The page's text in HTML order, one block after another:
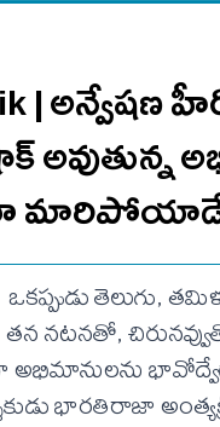
| అన్వేషణ
అవుతున్న
ఒకప్పుడు తెలుగు,
నటనతో,
భారతిరాజా